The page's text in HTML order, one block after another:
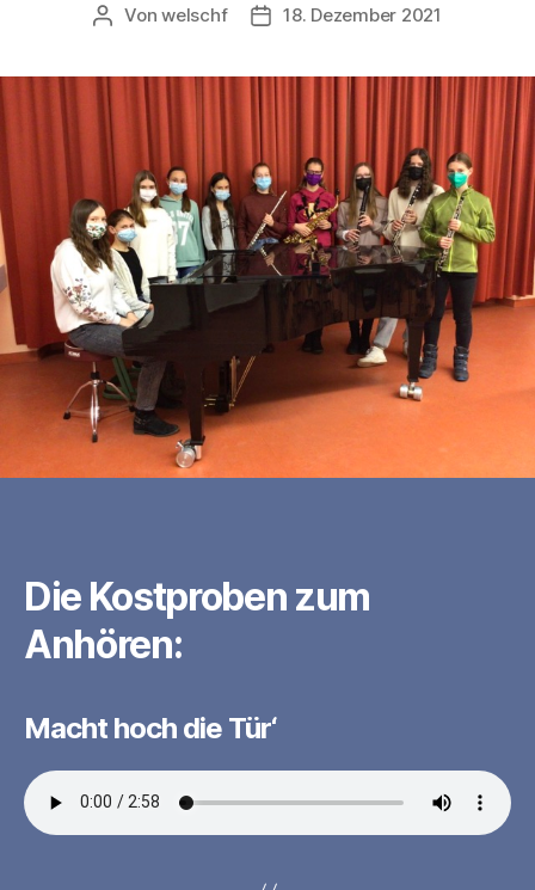
Beitragsautor
Vonwelschf Veröffentlichungsdatum
18. Dezember 2021
Die Kostproben zum
Anhören:
Macht hoch die Tür‘